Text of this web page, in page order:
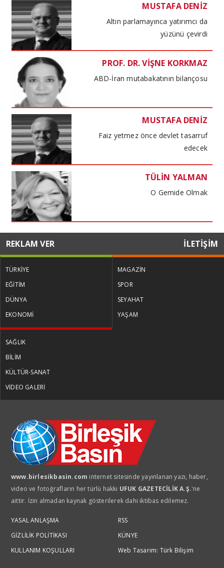
MUSTAFA DENİZ
Altın parlamayınca yatırımcı da
yüzünü çevirdi
PROF. DR. VİŞNE KORKMAZ
ABD-İran mutabakatının bilançosu
MUSTAFA DENİZ
Faiz yetmez önce devlet tasarruf
edecek
TÜLİN YALMAN
O Gemide Olmak
MUSTAFA DENİZ
Kira kıskacında haneler maliyet
Bütçenin patronu kira oldu
Sessiz çarşılar daralan cüzdanlar
Bayramın bereketi mi,
enflasyonun gölgesi mi?
REKLAM VER İLETİŞİM
TÜRKİYE
EĞİTİM
DÜNYA
EKONOMİ
MAGAZİN
SPOR
SEYAHAT
YAŞAM
SAĞLIK
BİLİM
KÜLTÜR-SANAT
VİDEO GALERİ
www.birlesikbasin.com internet sitesinde yayınlanan yazı, haber,
video ve fotoğrafların her türlü hakkı UFUK GAZETECİLİK A.Ş.'ne
aittir. İzin almadan kaynak gösterilerek dahi iktibas edilemez.
YASAL ANLAŞMA
GİZLİLİK POLİTİKASI
KULLANIM KOŞULLARI
RSS
KÜNYE
Web Tasarım: Türk Bilişim